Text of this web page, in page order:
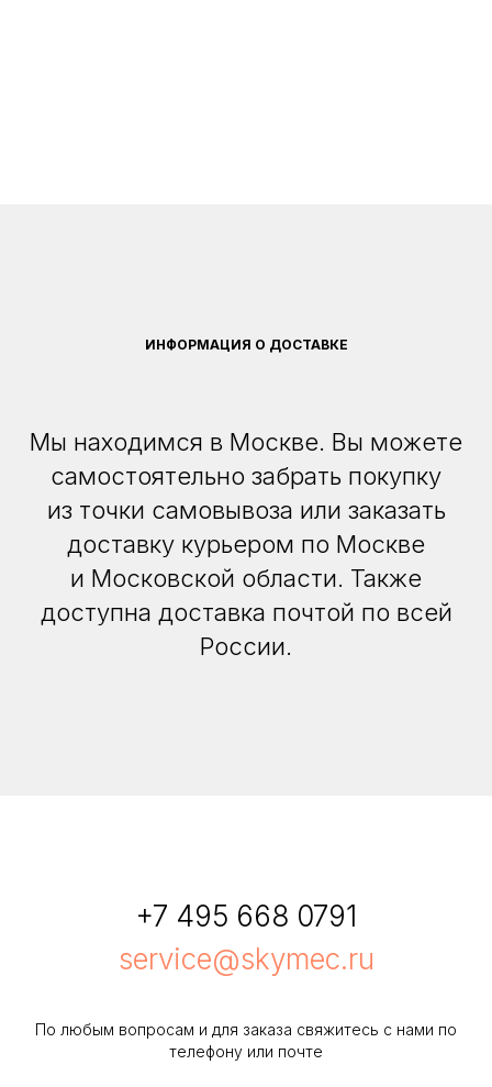
ИНФОРМАЦИЯ О ДОСТАВКЕ
Мы находимся в Москве. Вы можете
самостоятельно забрать покупку
из точки самовывоза или заказать
доставку курьером по Москве
и Московской области. Также
доступна доставка почтой по всей
России.
+7 495 668 0791
service@skymec.ru
По любым вопросам и для заказа свяжитесь с нами по
телефону или почте